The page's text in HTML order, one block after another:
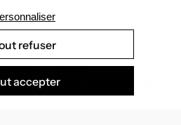
be-beau.fr+Nateev.fr
Le Vieux Cerf -
-Nos agences-Nos prestations